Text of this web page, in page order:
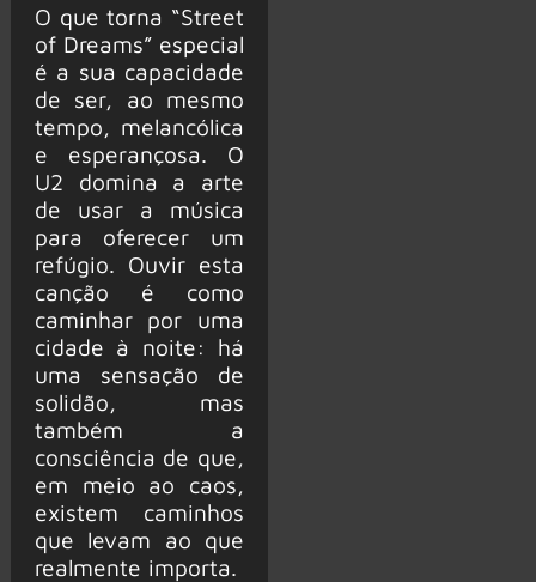
O que torna “Street
of Dreams” especial
é a sua capacidade
de ser, ao mesmo
tempo, melancólica
e esperançosa. O
U2 domina a arte
de usar a música
para oferecer um
refúgio. Ouvir esta
canção é como
caminhar por uma
cidade à noite: há
uma sensação de
solidão, mas
também a
consciência de que,
em meio ao caos,
existem caminhos
que levam ao que
realmente importa.